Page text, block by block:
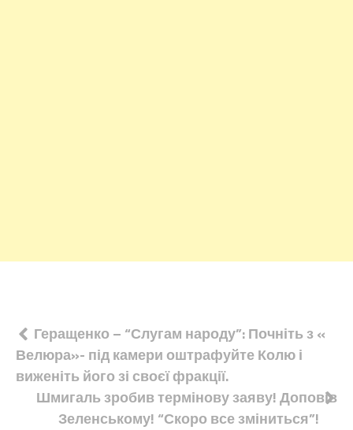
Навігація
записів
Геращенко – “Слугам народу”: Почніть з «
Велюра»- під камери оштрафуйте Колю і
виженіть його зі своєї фракції.
Шмигаль зробив термінову заяву! Доповів
Зеленському! “Скоро все зміниться”!